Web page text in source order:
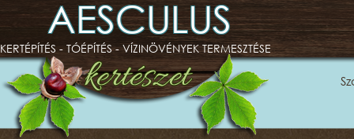
AESCULUS
KERTÉPÍTÉS - TÓÉPÍTÉS - VÍZINÖVÉNYEK TERMESZTÉSE